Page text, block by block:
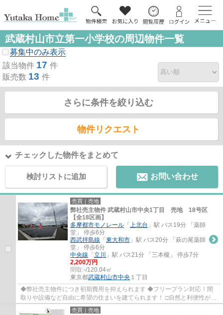
武蔵村山市立第一小学校の周辺物件一覧
募集中のみ表示
該当物件 17 件
販売数 13 件
さらに条件を絞り込む
物件リクエスト
チェックした物件をまとめて
検討リストに追加 お問い合わせ
売買｜売地
弊社売主物件 武蔵村山市中央1丁目 売地 18号区
【全18区画】
多摩都市モノレール 「 上北台 」駅 バス19分 「薬師
堂」 停歩6分
西武拝島線 「 東大和市 」駅 バス20分 「萩の尾薬師
堂」 停歩6分
中央線 「 立川
」駅 バス21分 「三本榎」 停歩7分
2,200万円
間取:-/120.04㎡
東京都武蔵村山市中央 １丁目
◆弊社売主物件につき初期費用を抑えられます ◆フリープラン対応！間
取りや設備など自由に希望の住まいを建てられます！ □自然と利便性が調
和した街並みです♪ □コミュニティを育む5Mの...
売買｜売地